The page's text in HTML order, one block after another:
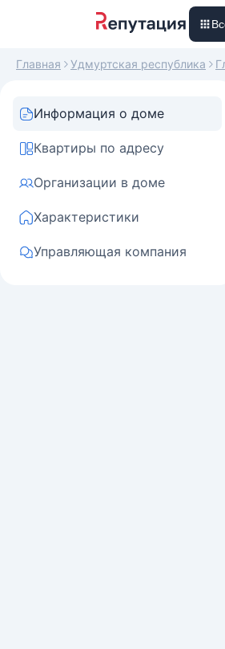
Главная Удмуртская республика
Информация о доме
Квартиры по адресу
Организации в доме
Характеристики
Управляющая компания